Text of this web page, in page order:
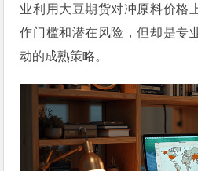
业利用大豆期货对冲原料价格
作门槛和潜在风险，但却是专
动的成熟策略。